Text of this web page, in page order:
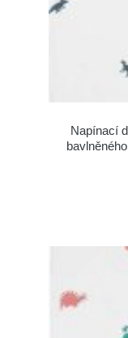
Napínací